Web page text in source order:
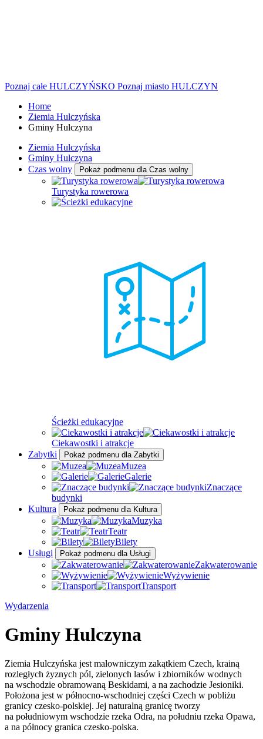
Poznaj całe HULCZYŃSKO Poznaj miasto HULCZYN
Home
Ziemia Hulczyńska
Gminy Hulczyna
Ziemia Hulczyńska
Gminy Hulczyna
Czas wolny
Pokaż podmenu dla Czas wolny
Turystyka rowerowa
Ścieżki edukacyjne
Ciekawostki i atrakcje
Zabytki
Pokaż podmenu dla Zabytki
Muzea
Galerie
Znaczące
budynki
Kultura
Pokaż podmenu dla Kultura
Muzyka
Teatr
Bilety
Usługi
Pokaż podmenu dla Usługi
Zakwaterowanie
Wyżywienie
Transport
Wydarzenia
Gminy Hulczyna
Ziemia Hulczyńska jest malowniczym zakątkiem Czech, krainą
rozległych żyznych pól, zielonych lasów i zbiorników wodnych
na wschodzie obramowaną Beskidami, a na zachodzie Jesioniki.
Położona jest w północno-wschodniej części Czech w pobliżu
granicy czesko-polskiej. Jej naturalną granicę tworzy
na południowym wschodzie rzeka Odra, na południu rzeka Opawa,
a na północy granica czesko-polska.